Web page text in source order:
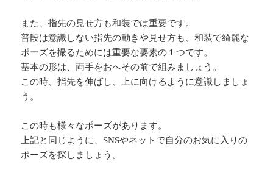
また、指先の見せ方も和装では重要です。
普段は意識しない指先の動きや見せ方も、和装で綺麗な
ポーズを撮るためには重要な要素の１つです。
基本の形は、両手をおへその前で組みましょう。
この時、指先を伸ばし、上に向けるように意識しましょ
う。
この時も様々なポーズがあります。
上記と同じように、SNSやネットで自分のお気に入りの
ポーズを探しましょう。